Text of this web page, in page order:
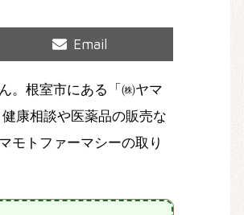
Share
Email
。根室市にある「㈱ヤマ
康相談や医薬品の販売な
モトファーマシーの取り